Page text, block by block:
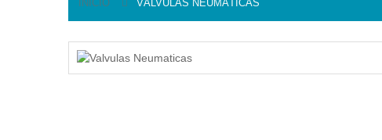
INICIO VÁLVULAS NEUMÁTICAS